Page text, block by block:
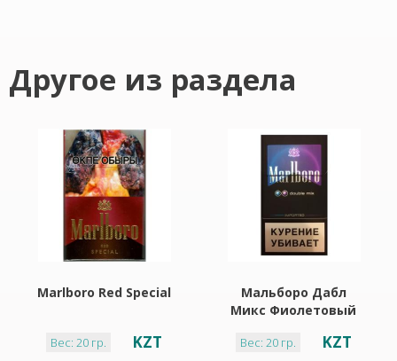
Другое из раздела
Marlboro Red Special
Вес: 20 гр. KZT
Мальборо Дабл
Микс Фиолетовый
Вес: 20 гр. KZT